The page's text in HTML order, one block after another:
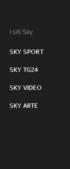
I siti Sky:
SKY SPORT
SKY TG24
SKY VIDEO
SKY ARTE